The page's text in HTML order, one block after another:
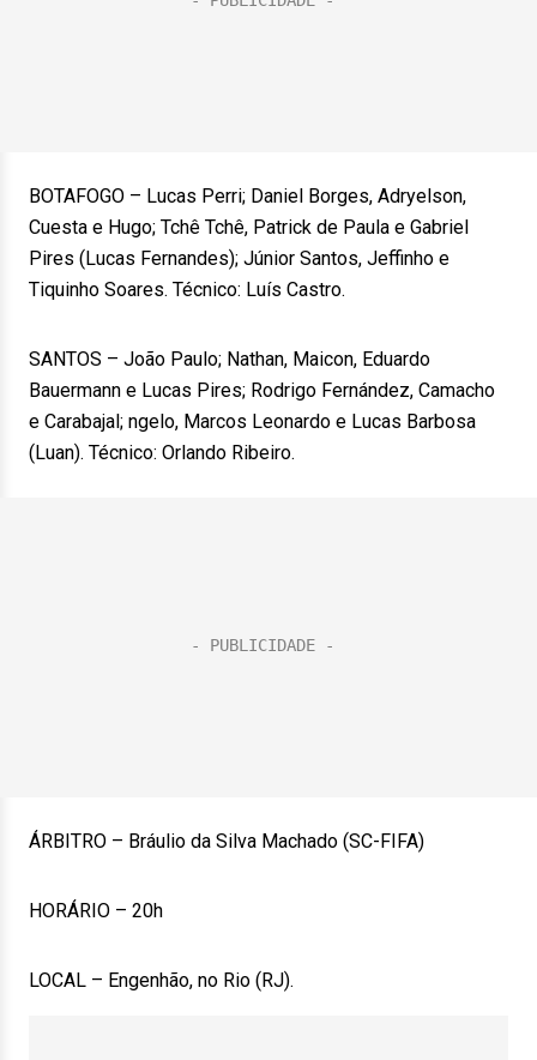
BOTAFOGO – Lucas Perri; Daniel Borges, Adryelson,
Cuesta e Hugo; Tchê Tchê, Patrick de Paula e Gabriel
Pires (Lucas Fernandes); Júnior Santos, Jeffinho e
Tiquinho Soares. Técnico: Luís Castro.
SANTOS – João Paulo; Nathan, Maicon, Eduardo
Bauermann e Lucas Pires; Rodrigo Fernández, Camacho
e Carabajal; ngelo, Marcos Leonardo e Lucas Barbosa
(Luan). Técnico: Orlando Ribeiro.
ÁRBITRO – Bráulio da Silva Machado (SC-FIFA)
HORÁRIO – 20h
LOCAL – Engenhão, no Rio (RJ).